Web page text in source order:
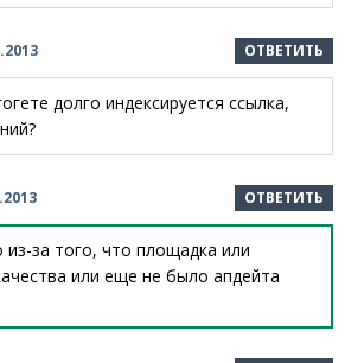
ОТВЕТИТЬ
долго индексируется ссылка,
ОТВЕТИТЬ
из-за того, что площадка или
или еще не было апдейта